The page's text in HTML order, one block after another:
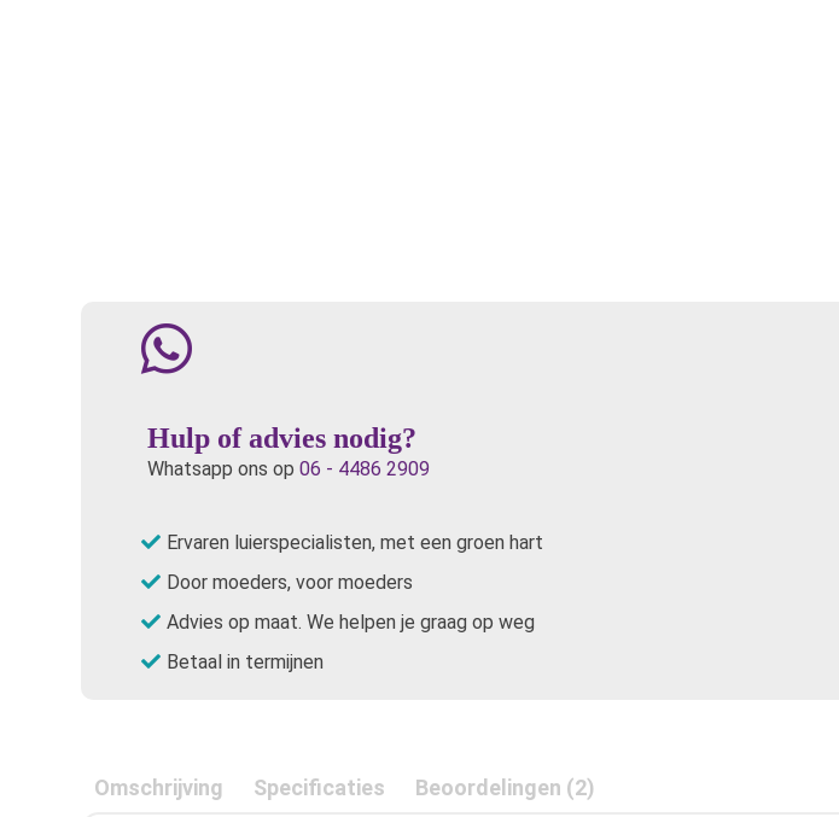
Hulp of advies nodig?
Whatsapp ons op 06 - 4486 2909
Ervaren luierspecialisten, met een groen hart
Door moeders, voor moeders
Advies op maat. We helpen je graag op weg
Betaal in termijnen
Omschrijving Specificaties Beoordelingen (2)